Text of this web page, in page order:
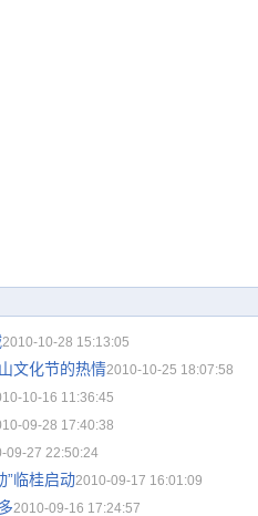
2010-10-28 15:13:05
文化节的热情2010-10-25 18:07:58
10-16 11:36:45
09-28 17:40:38
09-27 22:50:24
”临桂启动2010-09-17 16:01:09
2010-09-16 17:24:57